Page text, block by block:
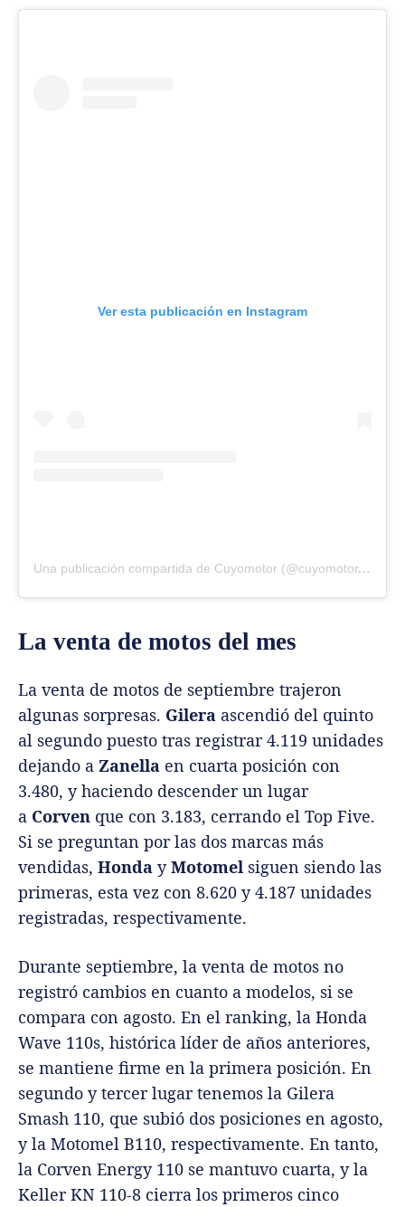
Ver esta publicación en Instagram
Una publicación compartida de Cuyomotor (@cuyomotor.com.ar)
La venta de motos del mes
La venta de motos de septiembre trajeron
algunas sorpresas. Gilera ascendió del quinto
al segundo puesto tras registrar 4.119 unidades
dejando a Zanella en cuarta posición con
3.480, y haciendo descender un lugar
a Corven que con 3.183, cerrando el Top Five.
Si se preguntan por las dos marcas más
vendidas, Honda yMotomel siguen siendo las
primeras, esta vez con 8.620 y 4.187 unidades
registradas, respectivamente.
Durante septiembre, la venta de motos no
registró cambios en cuanto a modelos, si se
compara con agosto. En el ranking, la Honda
Wave 110s, histórica líder de años anteriores,
se mantiene firme en la primera posición. En
segundo y tercer lugar tenemos la Gilera
Smash 110, que subió dos posiciones en agosto,
y la Motomel B110, respectivamente. En tanto,
la Corven Energy 110 se mantuvo cuarta, y la
Keller KN 110-8 cierra los primeros cinco